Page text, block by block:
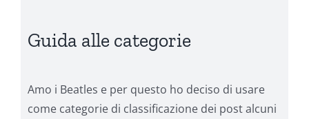
Guida alle categorie
Amo i Beatles e per questo ho deciso di usare
come categorie di classificazione dei post alcuni